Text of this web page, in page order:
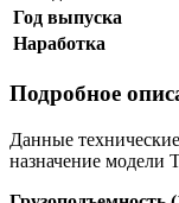
Год выпуска
Наработка
Подробное
Данные
назначение модели